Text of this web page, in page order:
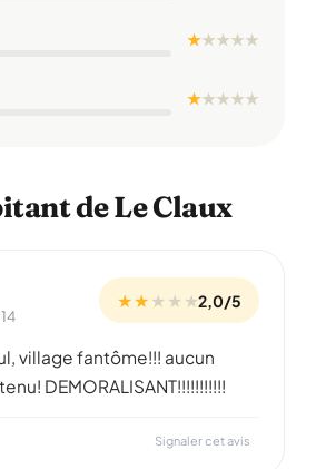
★★★★★
★★★★★
de Le Claux
★ ★★ ★ ★2,0/5
village fantôme!!! aucun
DEMORALISANT!!!!!!!!!!!
Signaler cet avis